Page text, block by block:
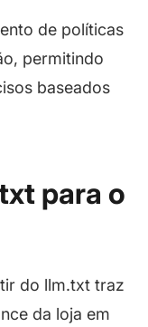
de políticas
permitindo
baseados
para o
do llm.txt traz
da loja em